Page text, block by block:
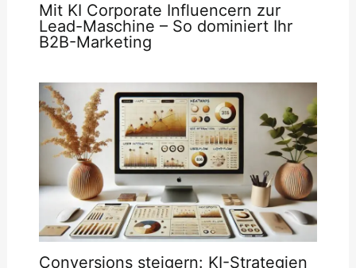
Mit KI Corporate Influencern zur
Lead-Maschine – So dominiert Ihr
B2B-Marketing
Conversions steigern: KI-Strategien